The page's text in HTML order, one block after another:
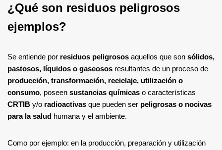
¿Qué son residuos peligrosos
ejemplos?
Se entiende por residuos peligrosos aquellos que son sólidos,
pastosos, líquidos o gaseosos resultantes de un proceso de
producción, transformación, reciclaje, utilización o
consumo, poseen sustancias químicas o características
CRTIB y/o radioactivas que pueden ser peligrosas o nocivas
para la salud humana y el ambiente.
Como por ejemplo: en la producción, preparación y utilización